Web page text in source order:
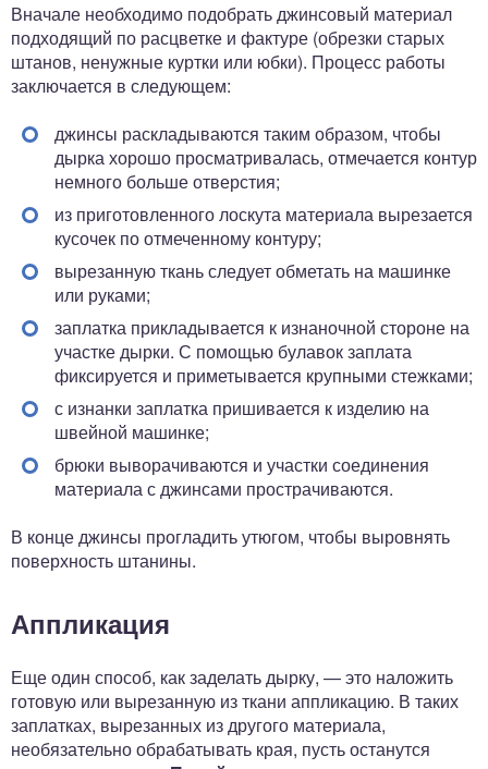
Вначале необходимо подобрать джинсовый материал
подходящий по расцветке и фактуре (обрезки старых
штанов, ненужные куртки или юбки). Процесс работы
заключается в следующем:
джинсы раскладываются таким образом, чтобы
дырка хорошо просматривалась, отмечается контур
немного больше отверстия;
из приготовленного лоскута материала вырезается
кусочек по отмеченному контуру;
вырезанную ткань следует обметать на машинке
или руками;
заплатка прикладывается к изнаночной стороне на
участке дырки. С помощью булавок заплата
фиксируется и приметывается крупными стежками;
с изнанки заплатка пришивается к изделию на
швейной машинке;
брюки выворачиваются и участки соединения
материала с джинсами прострачиваются.
В конце джинсы прогладить утюгом, чтобы выровнять
поверхность штанины.
Аппликация
Еще один способ, как заделать дырку, — это наложить
готовую или вырезанную из ткани аппликацию. В таких
заплатках, вырезанных из другого материала,
необязательно обрабатывать края, пусть останутся